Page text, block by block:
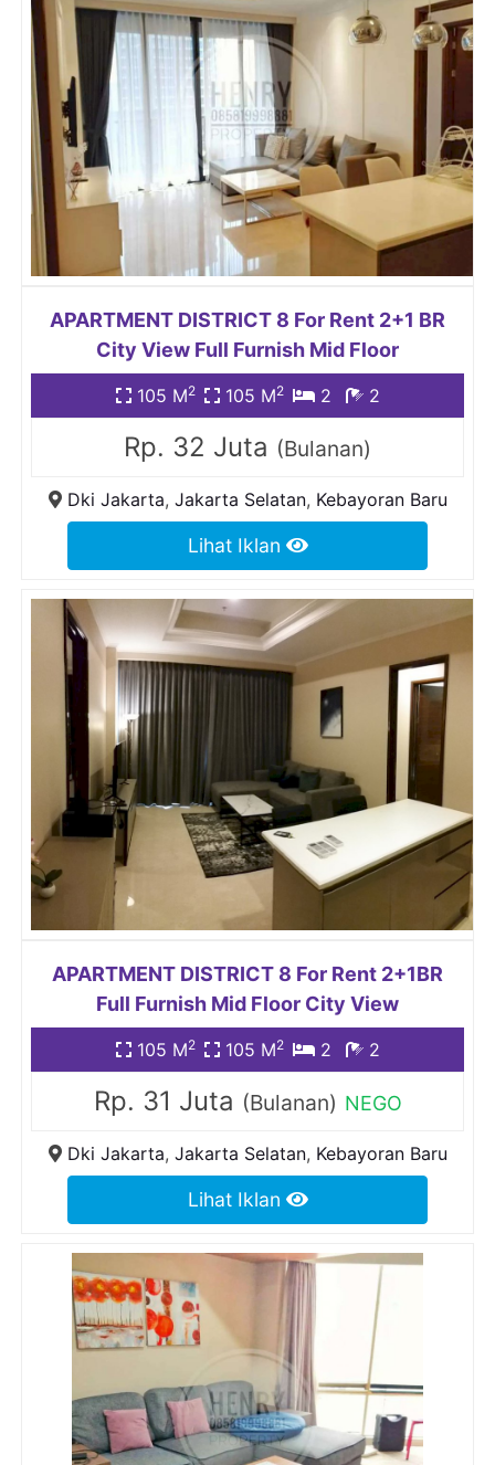
APARTMENT DISTRICT 8 For Rent 2+1 BR
City View Full Furnish Mid Floor
105 M2 105 M2 2 2
Rp. 32 Juta (Bulanan)
Dki Jakarta, Jakarta Selatan, Kebayoran Baru
Lihat Iklan
APARTMENT DISTRICT 8 For Rent 2+1BR
Full Furnish Mid Floor City View
105 M2 105 M2 2 2
Rp. 31 Juta (Bulanan) NEGO
Dki Jakarta, Jakarta Selatan, Kebayoran Baru
Lihat Iklan